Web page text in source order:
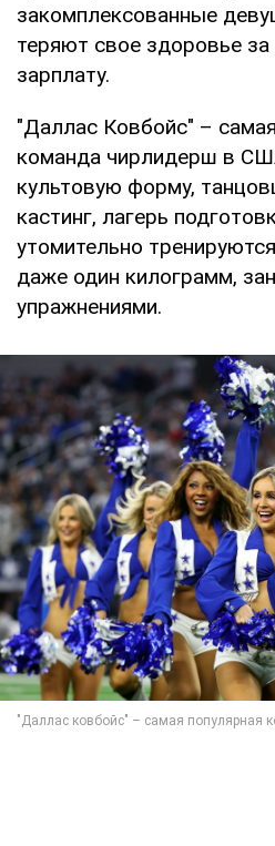
закомплексованные
теряют свое здоровье
зарплату.
"Даллас Ковбойс" –
команда чирлидерш в
культовую форму,
кастинг, лагерь
утомительно
даже один килограмм,
упражнениями.